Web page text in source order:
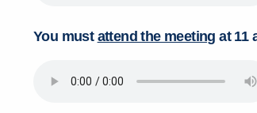
You must attend the meeting at 11